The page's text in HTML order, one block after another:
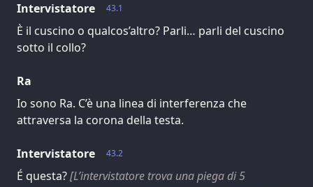
43.1
Intervistatore
È il cuscino o qualcos’altro? Parli… parli del cuscino
sotto il collo?
Ra
Io sono Ra. C’è una linea di interferenza che
attraversa la corona della testa.
43.2
Intervistatore
É questa?[L’intervistatore trova una piega di 5